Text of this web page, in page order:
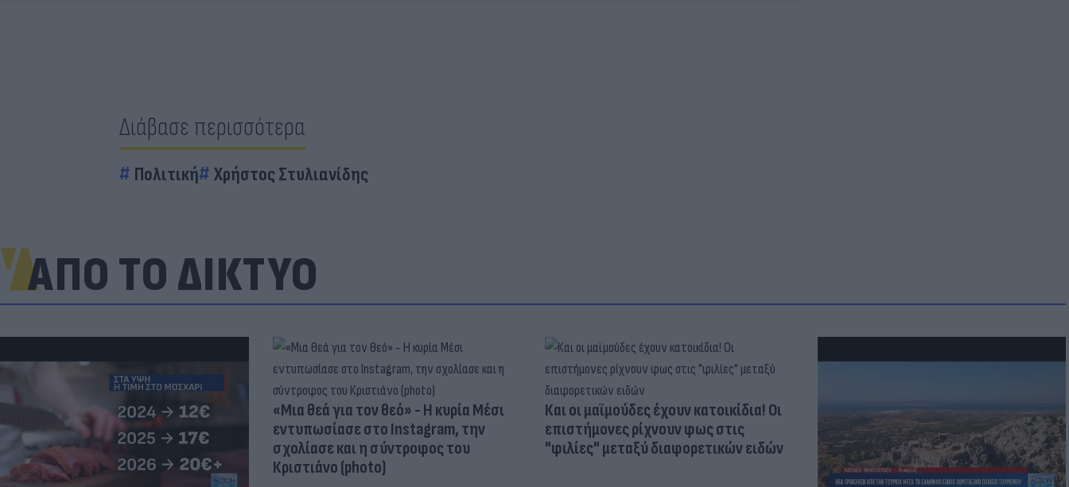
Διάβασε περισσότερα
Πολιτική Χρήστος Στυλιανίδης
ΑΠΟ ΤΟ ΔΙΚΤΥΟ
«Μια θεά για τον θεό» - Η κυρία Μέσι
εντυπωσίασε στο Instagram, την
σχολίασε και η σύντροφος του
Κριστιάνο (photo)
Και οι μαϊμούδες έχουν κατοικίδια! Οι
επιστήμονες ρίχνουν φως στις
"φιλίες" μεταξύ διαφορετικών ειδών